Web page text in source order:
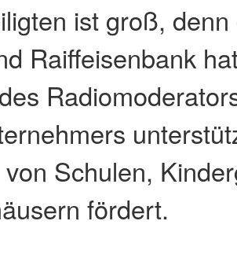
ist groß,
Raiffeisenbank
Schulen,
fördert.